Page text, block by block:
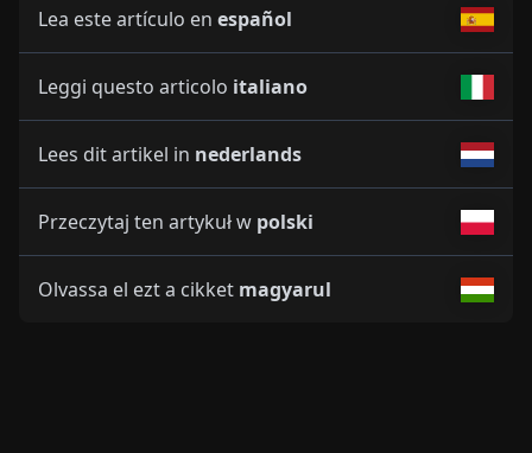
Lea este artículo en español
Leggi questo articolo italiano
Lees dit artikel in nederlands
Przeczytaj ten artykuł w polski
Olvassa el ezt a cikket magyarul